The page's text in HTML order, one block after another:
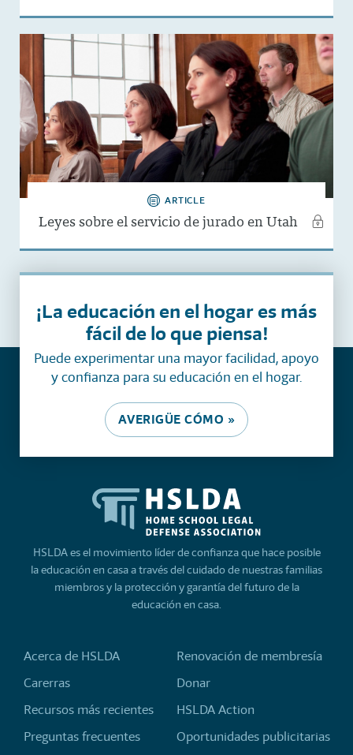
ARTICLE
Leyes sobre el servicio de jurado en Utah
¡La educación en el hogar es más
fácil de lo que piensa!
Puede experimentar una mayor facilidad, apoyo
y confianza para su educación en el hogar.
AVERIGÜE CÓMO »
HSLDA es el movimiento líder de confianza que hace posible
la educación en casa a través del cuidado de nuestras familias
miembros y la protección y garantía del futuro de la
educación en casa.
Acerca de HSLDA
Carerras
Recursos más recientes
Preguntas frecuentes
Renovación de membresía
Donar
HSLDA Action
Oportunidades publicitarias